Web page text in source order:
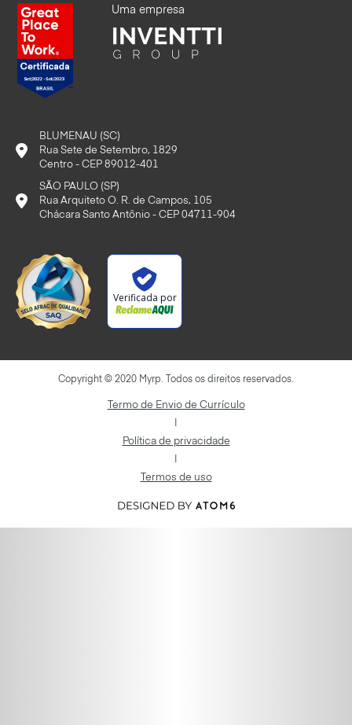
Uma empresa
BLUMENAU (SC)
Rua Sete de Setembro, 1829
Centro - CEP 89012-401
SÃO PAULO (SP)
Rua Arquiteto O. R. de Campos, 105
Chácara Santo Antônio - CEP 04711-904
Verificada por
Copyright © 2020 Myrp. Todos os direitos reservados.
Termo de Envio de Currículo
Política de privacidade
Termos de uso